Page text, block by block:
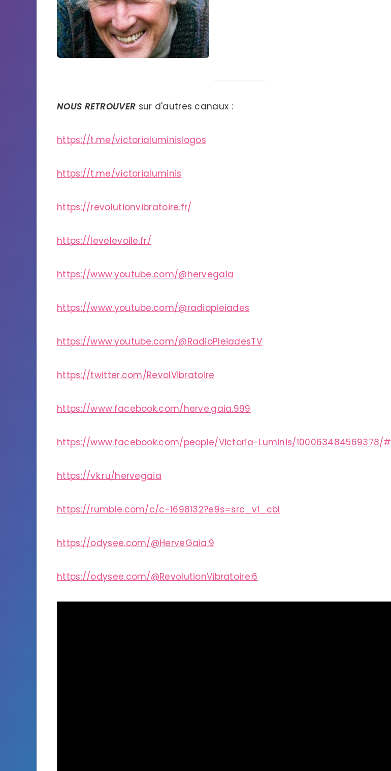
NOUS RETROUVER sur d'autres canaux :
https://t.me/victorialuminislogos
https://t.me/victorialuminis
https://revolutionvibratoire.fr/
https://levelevoile.fr/
https://www.youtube.com/@hervegaia
https://www.youtube.com/@radiopleiades
https://www.youtube.com/@RadioPleiadesTV
https://twitter.com/RevolVibratoire
https://www.facebook.com/herve.gaia.999
https://www.facebook.com/people/Victoria-Luminis/100063484569378/#
https://vk.ru/hervegaia
https://rumble.com/c/c-1698132?e9s=src_v1_cbl
https://odysee.com/@HerveGaia:9
https://odysee.com/@RevolutionVibratoire:6